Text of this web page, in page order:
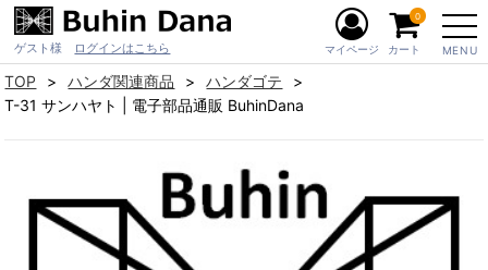
ゲスト様 ログインはこちら MENU
マイページ カート
0
TOP ハンダ関連商品
ハンダゴテ
T-31 サンハヤト | 電子部品通販 BuhinDana